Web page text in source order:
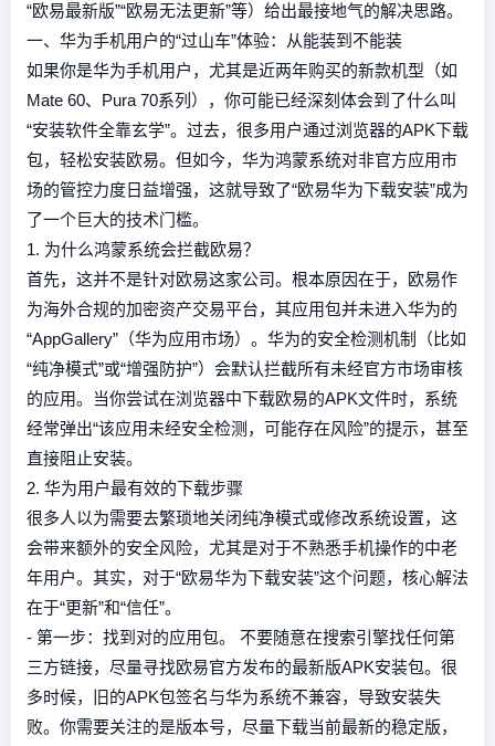
“欧易最新版”“欧易无法更新”等）给出最接地气的解决思路。
一、华为手机用户的“过山车”体验：从能装到不能装
如果你是华为手机用户，尤其是近两年购买的新款机型（如
Mate 60、Pura 70系列），你可能已经深刻体会到了什么叫
“安装软件全靠玄学”。过去，很多用户通过浏览器的APK下载
包，轻松安装欧易。但如今，华为鸿蒙系统对非官方应用市
场的管控力度日益增强，这就导致了“欧易华为下载安装”成为
了一个巨大的技术门槛。
1. 为什么鸿蒙系统会拦截欧易？
首先，这并不是针对欧易这家公司。根本原因在于，欧易作
为海外合规的加密资产交易平台，其应用包并未进入华为的
“AppGallery”（华为应用市场）。华为的安全检测机制（比如
“纯净模式”或“增强防护”）会默认拦截所有未经官方市场审核
的应用。当你尝试在浏览器中下载欧易的APK文件时，系统
经常弹出“该应用未经安全检测，可能存在风险”的提示，甚至
直接阻止安装。
2. 华为用户最有效的下载步骤
很多人以为需要去繁琐地关闭纯净模式或修改系统设置，这
会带来额外的安全风险，尤其是对于不熟悉手机操作的中老
年用户。其实，对于“欧易华为下载安装”这个问题，核心解法
在于“更新”和“信任”。
- 第一步：找到对的应用包。 不要随意在搜索引擎找任何第
三方链接，尽量寻找欧易官方发布的最新版APK安装包。很
多时候，旧的APK包签名与华为系统不兼容，导致安装失
败。你需要关注的是版本号，尽量下载当前最新的稳定版，